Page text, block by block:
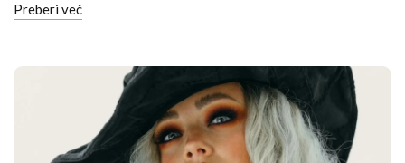
Preberi več